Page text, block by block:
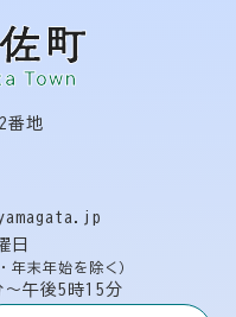
番地
日
年末年始を除く）
午後5時15分